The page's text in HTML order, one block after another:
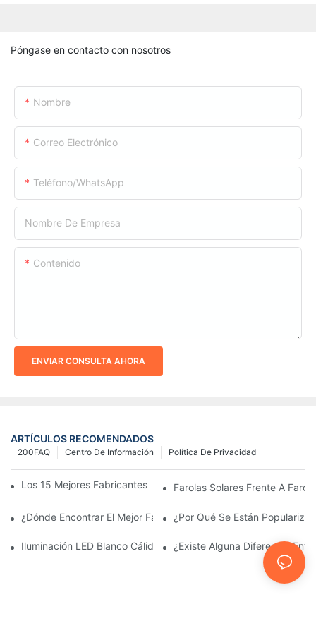
Póngase en contacto con nosotros
Nombre
Correo Electrónico
Teléfono/WhatsApp
Nombre De Empresa
Contenido
ENVIAR CONSULTA AHORA
ARTÍCULOS RECOMENDADOS
Política De Privacidad
Centro De Información
200FAQ
Los 15 Mejores Fabricantes De Farolas Solares Del Mundo
Farolas Solares Frente A
¿Dónde Encontrar El Mejor Fabricante De Farolas Solares?
¿Por Qué Se Están
Iluminación LED Blanco Cálido Vs. Blanco Suave
¿Existe Alguna Diferencia